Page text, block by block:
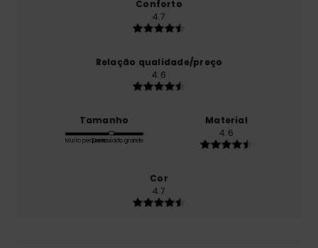
Conforto
4.7
Relação qualidade/preço
4.6
Tamanho
Muito pequenoDemasiado grande
Material
4.6
Cor
4.7